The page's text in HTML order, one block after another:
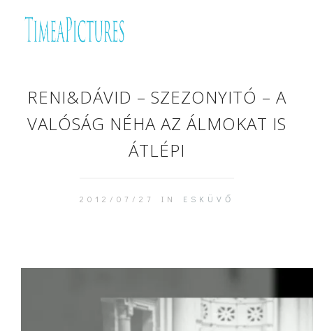
RENI&DÁVID – SZEZONYITÓ – A
VALÓSÁG NÉHA AZ ÁLMOKAT IS
ÁTLÉPI
2012/07/27 IN ESKÜVŐ